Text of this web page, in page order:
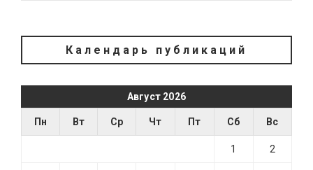
Календарь публикаций
Август 2026
Пн Вт Ср Чт Пт Сб Вс
1 2